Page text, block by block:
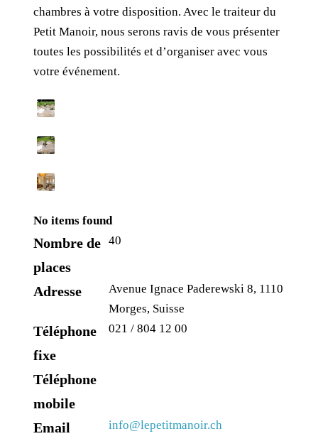
chambres à votre disposition. Avec le traiteur du
Petit Manoir, nous serons ravis de vous présenter
toutes les possibilités et d’organiser avec vous
votre événement.
No items found
Nombre de
places
40
Adresse
Avenue Ignace Paderewski 8, 1110
Morges, Suisse
Téléphone
fixe
021 / 804 12 00
Téléphone
mobile
Email
info@lepetitmanoir.ch